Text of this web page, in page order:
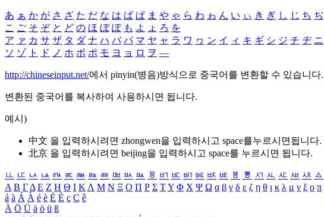
あ ぁ か が さ ざ た だ な は ば ぱ ま や ゃ ら わ ゎ ん い ぃ き ぎ し じ ち ぢ
こ ご そ ぞ と ど の ほ ぼ ぽ も よ ょ ろ を
ア ァ カ サ ザ タ ダ ナ ハ バ パ マ ヤ ャ ラ ワ ヮ ン イ ィ キ ギ シ ジ チ ヂ ニ
ソ ゾ ト ド ノ ホ ボ ポ モ ヨ ョ ロ ヲ ―
http://chineseinput.net/에서 pinyin(병음)방식으로 중국어를 변환할 수 있습니다.
변환된 중국어를 복사하여 사용하시면 됩니다.
예시)
中文 을 입력하시려면 zhongwen을 입력하시고 space를누르시면됩니다.
北京 을 입력하시려면 beijing을 입력하시고 space를 누르시면 됩니다.
ㅥ ㅦ ㅧ ㅨ ㅩ ㅪ ㅫ ㅬ ㅭ ㅮ ㅯ ㅰ ㅱ ㅲ ㅳ ㅴ ㅵ ㅶ ㅷ ㅸ ㅹ ㅺ ㅻ ㅼ ㅽ ㅾ ㅿ
Α Β ΓΔ Ε Ζ Η Θ Ι ΚΛ Μ Ν Ξ Ο Π Ρ Σ ΤΥ Φ Χ Ψ Ω α β γ δ ε ζ η θ ι κ λ μ ν ξ ο π
á à Á À é è É È ç Ç ê
Ä Ö Ü ä ö ü ß